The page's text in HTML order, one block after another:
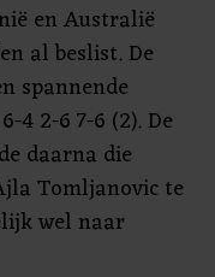
en Australië
al beslist. De
spannende
4 2-6 7-6 (2). De
daarna die
Tomljanovic te
wel naar